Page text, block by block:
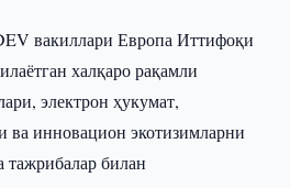
вакиллари Европа Иттифоқи
халқаро рақамли
электрон ҳукумат,
ва инновацион экотизимларни
билан